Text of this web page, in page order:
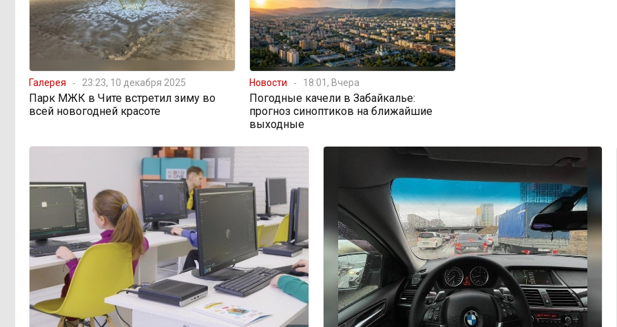
08:31, 5 августа Чита готовится к зиме
08:02, 5 августа Лес, которого нет в
отчётах
хотеть учиться, а не просто идти в
школу с рюкзаком»: детский
психолог Наталья Малинина о
готовности к школе
15:31, 4 августа Как Китай покоряет
мир не электромобилями, а
стаканом чая
15:10, 4 августа
Почти половина
дальневосточников готовы
пересесть на электрички
Галерея 23:23, 10 декабря 2025
Парк МЖК в Чите встретил зиму во
всей новогодней красоте
Новости 18:01, Вчера
Погодные качели в Забайкалье:
прогноз синоптиков на ближайшие
выходные